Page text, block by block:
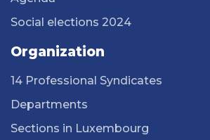
Social elections 2024
Organization
14 Professional Syndicates
Departments
Sections in Luxembourg